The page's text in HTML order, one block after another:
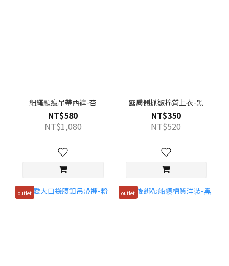
細繩顯瘦吊帶西褲-杏
NT$580
NT$1,080
露肩側抓皺棉質上衣-黑
NT$350
NT$520
outlet outlet